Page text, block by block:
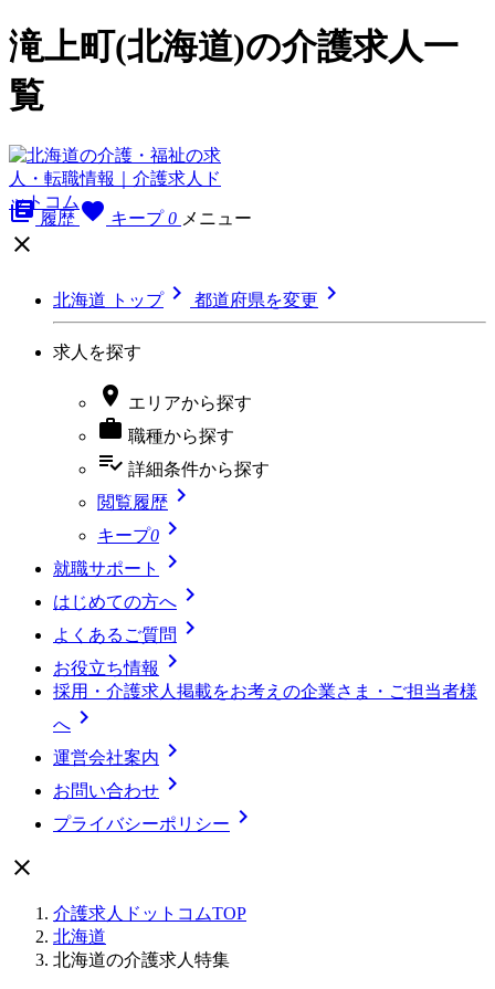
滝上町(北海道)の介護求人一
覧
library_books 履歴 favorite キープ 0 メニュー

北海道 トップ 都道府県を変更 
求人を探す
 エリアから探す
 職種から探す
playlist_add_check 詳細条件から探す
閲覧履歴 
キープ0 
就職サポート 
はじめての方へ 
よくあるご質問 
お役立ち情報 
採用・介護求人掲載をお考えの企業さま・ご担当者様
へ 
運営会社案内 
お問い合わせ 
プライバシーポリシー 

介護求人ドットコムTOP
北海道
北海道の介護求人特集